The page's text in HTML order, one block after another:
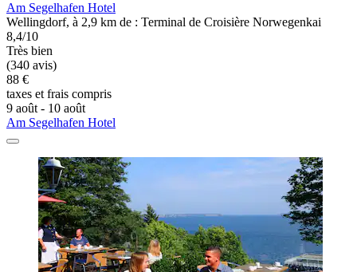
Am Segelhafen Hotel
Wellingdorf, à 2,9 km de : Terminal de Croisière Norwegenkai
8,4/10
Très bien
(340 avis)
88 €
taxes et frais compris
9 août - 10 août
Am Segelhafen Hotel